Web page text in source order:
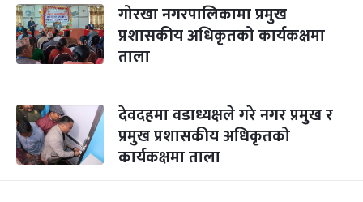
गोरखा नगरपालिकामा प्रमुख
प्रशासकीय अधिकृतको कार्यकक्षमा
ताला
देवदहमा वडाध्यक्षले गरे नगर प्रमुख र
प्रमुख प्रशासकीय अधिकृतको
कार्यकक्षमा ताला